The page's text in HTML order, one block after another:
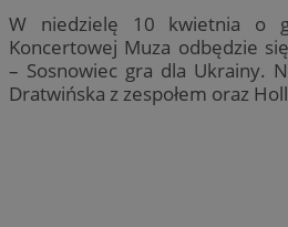
W niedzielę 10 kwietnia o
Koncertowej Muza odbędzie
– Sosnowiec gra dla Ukrainy.
Dratwińska z zespołem oraz